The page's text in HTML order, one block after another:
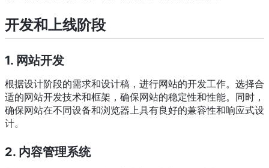
开发和上线阶段
1. 网站开发
根据设计阶段的需求和设计稿，进行网站的开发工作。选择合
适的网站开发技术和框架，确保网站的稳定性和性能。同时，
确保网站在不同设备和浏览器上具有良好的兼容性和响应式设
计。
2. 内容管理系统